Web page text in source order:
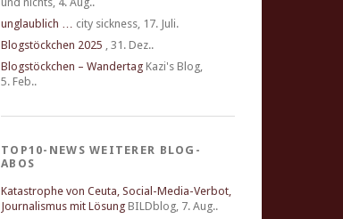
unglaublich … city sickness, 17. Juli.
Blogstöckchen 2025 , 31. Dez..
Blogstöckchen – Wandertag Kazi's Blog,
5. Feb..
TOP10-NEWS WEITERER BLOG-
ABOS
Katastrophe von Ceuta, Social-Media-Verbot,
Journalismus mit Lösung BILDblog, 7. Aug..